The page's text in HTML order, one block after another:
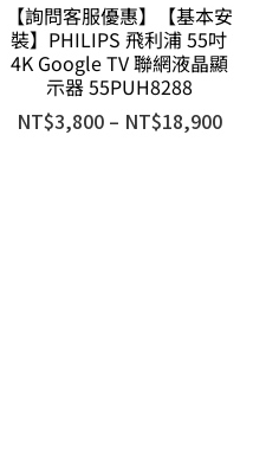
【詢問客服優惠】【基本安
裝】PHILIPS 飛利浦 55吋
4K Google TV 聯網液晶顯
示器 55PUH8288
NT$3,800 – NT$18,900